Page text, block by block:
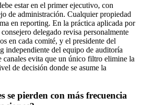
estar en el primer ejecutivo, con
de administración. Cualquier propiedad
en reporting. En la práctica aplicada por
delegado revisa personalmente
en cada comité, y el presidente del
independiente del equipo de auditoría
canales evita que un único filtro elimine la
de decisión donde se asume la
se pierden con más frecuencia